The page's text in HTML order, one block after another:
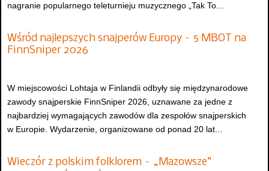
nagranie popularnego teleturnieju muzycznego „Tak To...
Wśród najlepszych snajperów Europy – 5 MBOT na
FinnSniper 2026
W miejscowości Lohtaja w Finlandii odbyły się międzynarodowe
zawody snajperskie FinnSniper 2026, uznawane za jedne z
najbardziej wymagających zawodów dla zespołów snajperskich
w Europie. Wydarzenie, organizowane od ponad 20 lat...
Wieczór z polskim folklorem – „Mazowsze”